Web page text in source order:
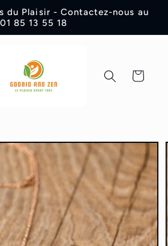
du Plaisir - Contactez-nous au
01 85 13 55 18
Panier